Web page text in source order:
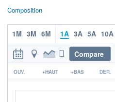
ÉLIGIBILITÉ
CTO BUSINESS
Non éligible Boursobank
ACTIF NET (EUR)
Composition
1M 3M 6M 1A 3A 5A 10A
Compare
r
OUV. +HAUT +BAS DER.